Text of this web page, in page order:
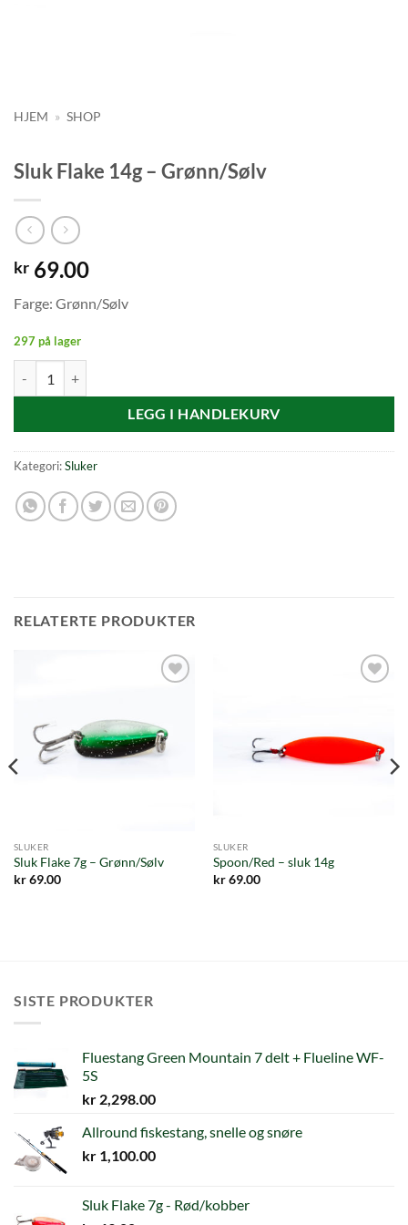
HJEM » SHOP
Sluk Flake 14g – Grønn/Sølv
kr 69.00
Farge: Grønn/Sølv
297 på lager
LEGG I HANDLEKURV
Kategori:Sluker
RELATERTE PRODUKTER
SLUKER
Sluk Flake 7g – Grønn/Sølv
kr69.00
SLUKER
Spoon/Red – sluk 14g
kr69.00
SISTE PRODUKTER
Fluestang Green Mountain 7 delt + Flueline WF-
5S
kr 2,298.00
Allround fiskestang, snelle og snøre
kr 1,100.00
Sluk Flake 7g - Rød/kobber